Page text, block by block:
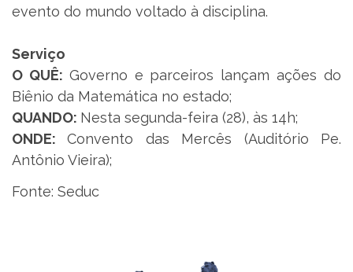
evento do mundo voltado à disciplina.
Serviço
O QUÊ: Governo e parceiros lançam ações do
Biênio da Matemática no estado;
QUANDO: Nesta segunda-feira (28), às 14h;
ONDE:Convento das Mercês (Auditório Pe.
Antônio Vieira);
Fonte: Seduc